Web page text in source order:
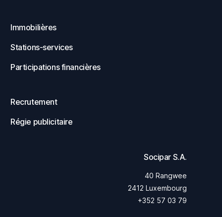
Immobilières
Stations-services
Participations financières
Recrutement
Régie publicitaire
Socipar S.A.
40 Rangwee
2412 Luxembourg
+352 57 03 79